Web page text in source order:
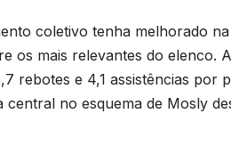
coletivo tenha melhorado
os mais relevantes do elenco.
rebotes e 4,1 assistências
central no esquema de Mosly